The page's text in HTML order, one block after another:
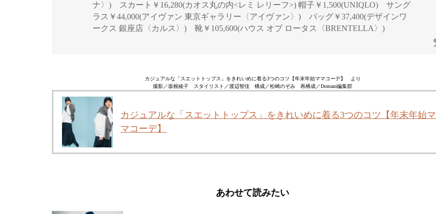
ナ〉) スカート￥16,280(カオス丸の内<レミ レリーフ>) 帽子￥1,500(UNIQLO) サング
ラス￥44,000(アイヴァン 東京ギャラリー〈アイヴァン〉) バッグ￥37,400(デザインワ
ークス 銀座店〈カルス〉) 靴￥105,600(ハウス オブ ロータス〈BRENTELLA〉)
カジュアルな「スエットトップス」をきれいめに着る3つのコツ【年末年始ママコーデ】 より
撮影／坂根綾子 スタイリスト／渡辺智佳 構成／松崎のぞみ 再構成／Domani編集部
カジュアルな「スエットトップス」をきれいめに着る3つのコツ【年末年始マ
マコーデ】
あわせて読みたい